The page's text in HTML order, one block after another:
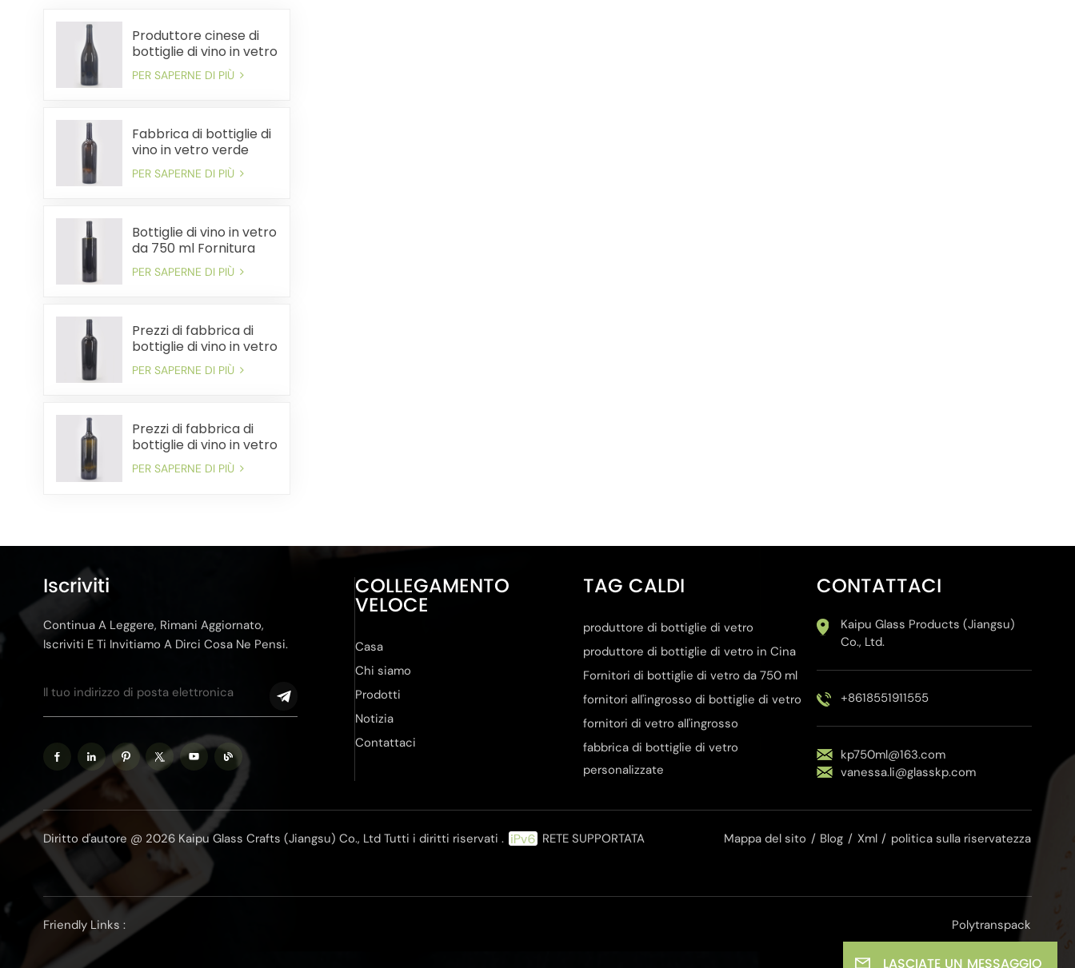
Produttore cinese di
bottiglie di vino in vetro
pesante da 750 ml
PER SAPERNE DI PIÙ
Fabbrica di bottiglie di
vino in vetro verde
antico premium da
750 ml
PER SAPERNE DI PIÙ
Bottiglie di vino in vetro
da 750 ml Fornitura
all'ingrosso Spedizione
veloce conveniente
PER SAPERNE DI PIÙ
Prezzi di fabbrica di
bottiglie di vino in vetro
da 750 ml all'ingrosso
Spedizione rapida
PER SAPERNE DI PIÙ
Prezzi di fabbrica di
bottiglie di vino in vetro
di grandi dimensioni
sfuse. Consegna
PER SAPERNE DI PIÙ
Iscriviti
Continua A Leggere, Rimani Aggiornato,
Iscriviti E Ti Invitiamo A Dirci Cosa Ne Pensi.
COLLEGAMENTO
VELOCE
Casa
Chi siamo
Prodotti
Notizia
Contattaci
TAG CALDI
produttore di bottiglie di vetro
produttore di bottiglie di vetro in Cina
Fornitori di bottiglie di vetro da 750 ml
fornitori all'ingrosso di bottiglie di vetro
fornitori di vetro all'ingrosso
fabbrica di bottiglie di vetro
personalizzate
CONTATTACI
Kaipu Glass Products (Jiangsu)
Co., Ltd.
+8618551911555
kp750ml@163.com
vanessa.li@glasskp.com
Diritto d'autore @ 2026 Kaipu Glass Crafts (Jiangsu) Co., Ltd Tutti i diritti riservati . RETE SUPPORTATA Mappa del sito / Blog / Xml / politica sulla riservatezza
Friendly Links : Polytranspack